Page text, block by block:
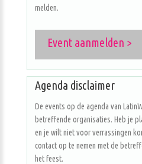
melden.
Event aanmelden >
Agenda disclaimer
De events op de agenda van
betreffende organisaties. Heb je
en je wilt niet voor verrassingen
contact op te nemen met de
het feest.